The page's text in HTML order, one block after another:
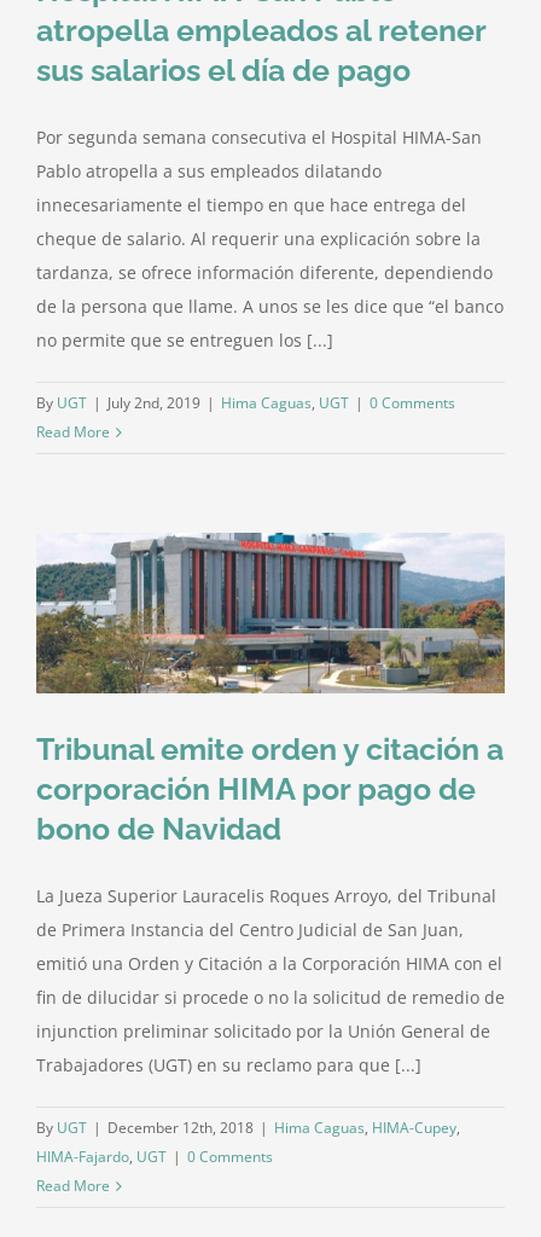
Eventos
Contáctenos
atropella empleados al retener
sus salarios el día de pago
Por segunda semana consecutiva el Hospital HIMA-San
Pablo atropella a sus empleados dilatando
innecesariamente el tiempo en que hace entrega del
cheque de salario. Al requerir una explicación sobre la
tardanza, se ofrece información diferente, dependiendo
de la persona que llame. A unos se les dice que “el banco
no permite que se entreguen los [...]
By UGT | July 2nd, 2019 | Hima Caguas, UGT | 0 Comments
Read More
Tribunal emite orden y citación a
corporación HIMA por pago de
bono de Navidad
La Jueza Superior Lauracelis Roques Arroyo, del Tribunal
de Primera Instancia del Centro Judicial de San Juan,
emitió una Orden y Citación a la Corporación HIMA con el
fin de dilucidar si procede o no la solicitud de remedio de
injunction preliminar solicitado por la Unión General de
Trabajadores (UGT) en su reclamo para que [...]
By UGT | December 12th, 2018 | Hima Caguas, HIMA-Cupey,
HIMA-Fajardo, UGT | 0 Comments
Read More